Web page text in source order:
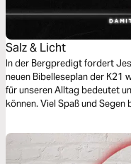
Salz & Licht
In der Bergpredigt fordert
neuen Bibelleseplan der K21
für unseren Alltag bedeutet
können. Viel Spaß und Segen